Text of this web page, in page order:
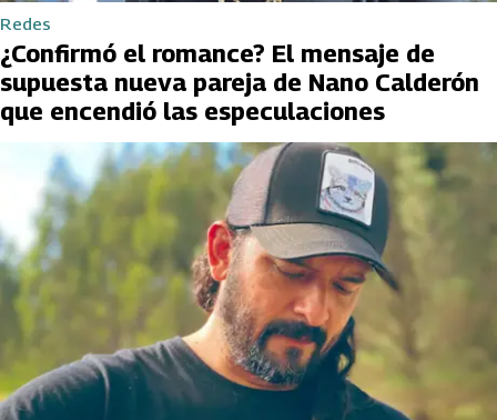
Redes
¿Confirmó el romance? El mensaje de
supuesta nueva pareja de Nano Calderón
que encendió las especulaciones